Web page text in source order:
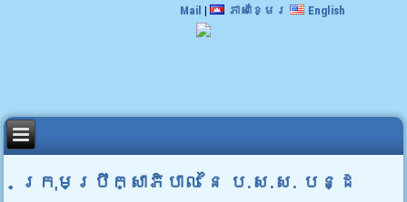
Mail | ភាសាខ្មែរ English
ក្រុមប្រឹក្សាភិបាល នៃ ប.ស.ស. បន្ដ